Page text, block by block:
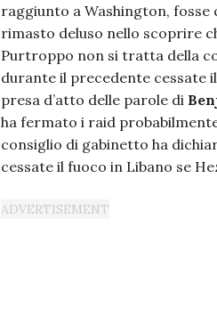
raggiunto a Washington,
rimasto deluso nello scoprire
Purtroppo non si tratta della
durante il precedente cessate
presa d’atto delle parole di
ha fermato i raid
consiglio di gabinetto ha
cessate il fuoco in Libano se